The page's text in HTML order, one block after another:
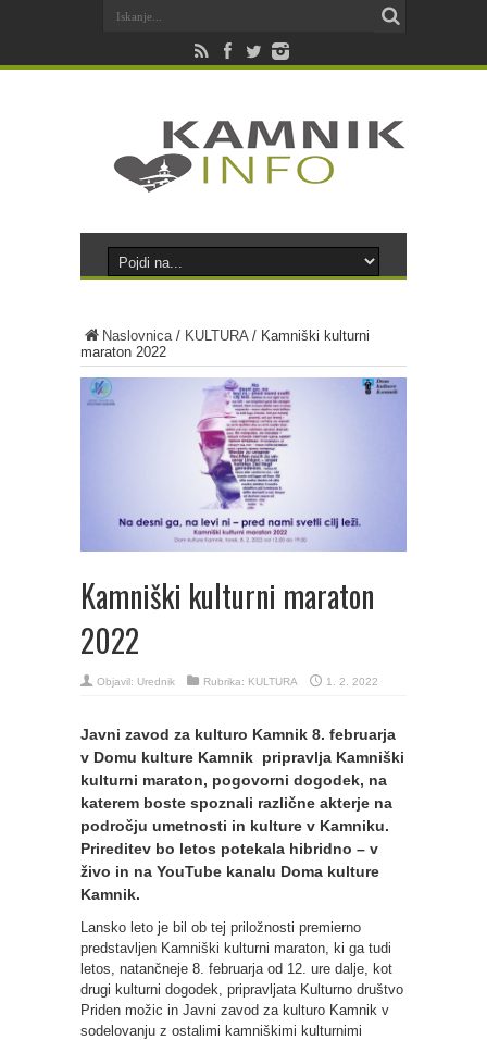
Naslovnica/ KULTURA/ Kamniški kulturni
maraton 2022
Kamniški kulturni maraton
2022
Objavil: Urednik Rubrika: KULTURA 1. 2. 2022
Javni zavod za kulturo Kamnik 8. februarja
v Domu kulture Kamnik pripravlja Kamniški
kulturni maraton, pogovorni dogodek, na
katerem boste spoznali različne akterje na
področju umetnosti in kulture v Kamniku.
Prireditev bo letos potekala hibridno – v
živo in na YouTube kanalu Doma kulture
Kamnik.
Lansko leto je bil ob tej priložnosti premierno
predstavljen Kamniški kulturni maraton, ki ga tudi
letos, natančneje 8. februarja od 12. ure dalje, kot
drugi kulturni dogodek, pripravljata Kulturno društvo
Priden možic in Javni zavod za kulturo Kamnik v
sodelovanju z ostalimi kamniškimi kulturnimi